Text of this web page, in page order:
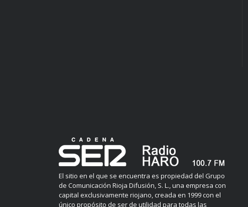
El sitio en el que se encuentra es propiedad del Grupo
de Comunicación Rioja Difusión, S. L., una empresa con
capital exclusivamente riojano, creada en 1999 con el
único propósito de ser de utilidad para todas las